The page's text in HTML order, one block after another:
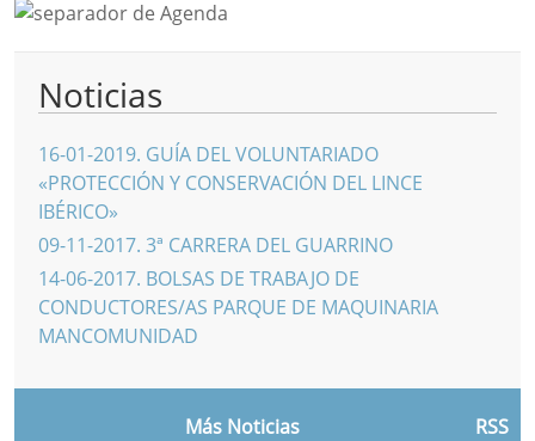
Noticias
16-01-2019. GUÍA DEL VOLUNTARIADO
«PROTECCIÓN Y CONSERVACIÓN DEL LINCE
IBÉRICO»
09-11-2017. 3ª CARRERA DEL GUARRINO
14-06-2017. BOLSAS DE TRABAJO DE
CONDUCTORES/AS PARQUE DE MAQUINARIA
MANCOMUNIDAD
Más Noticias RSS